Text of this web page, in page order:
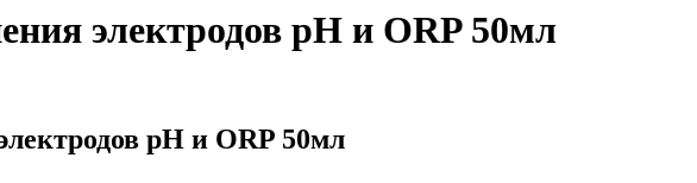
электродов pH и ORP 50мл
pH и ORP 50мл